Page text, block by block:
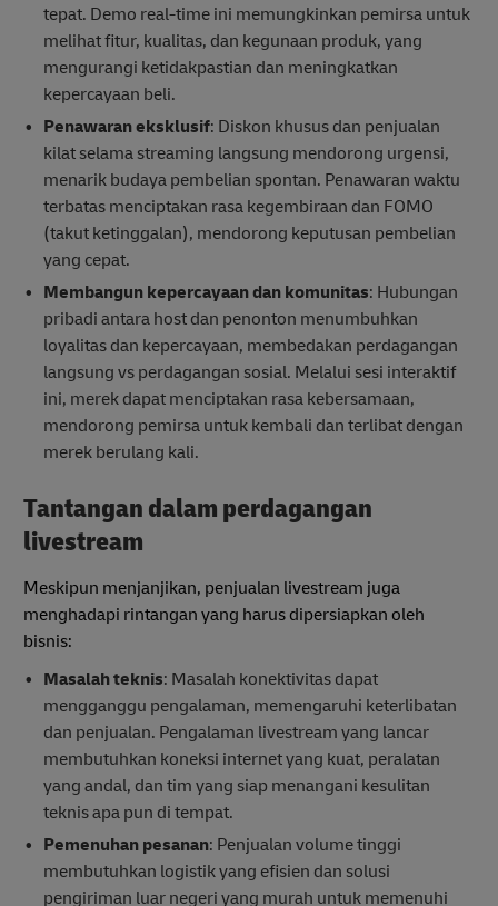
tepat. Demo real-time ini memungkinkan pemirsa untuk
melihat fitur, kualitas, dan kegunaan produk, yang
mengurangi ketidakpastian dan meningkatkan
kepercayaan beli.
Penawaran eksklusif: Diskon khusus dan penjualan
kilat selama streaming langsung mendorong urgensi,
menarik budaya pembelian spontan. Penawaran waktu
terbatas menciptakan rasa kegembiraan dan FOMO
(takut ketinggalan), mendorong keputusan pembelian
yang cepat.
Membangun kepercayaan dan komunitas: Hubungan
pribadi antara host dan penonton menumbuhkan
loyalitas dan kepercayaan, membedakan perdagangan
langsung vs perdagangan sosial. Melalui sesi interaktif
ini, merek dapat menciptakan rasa kebersamaan,
mendorong pemirsa untuk kembali dan terlibat dengan
merek berulang kali.
Tantangan dalam perdagangan
livestream
Meskipun menjanjikan, penjualan livestream juga
menghadapi rintangan yang harus dipersiapkan oleh
bisnis:
Masalah teknis: Masalah konektivitas dapat
mengganggu pengalaman, memengaruhi keterlibatan
dan penjualan. Pengalaman livestream yang lancar
membutuhkan koneksi internet yang kuat, peralatan
yang andal, dan tim yang siap menangani kesulitan
teknis apa pun di tempat.
Pemenuhan pesanan: Penjualan volume tinggi
membutuhkan logistik yang efisien dan solusi
pengiriman luar negeri yang murah untuk memenuhi